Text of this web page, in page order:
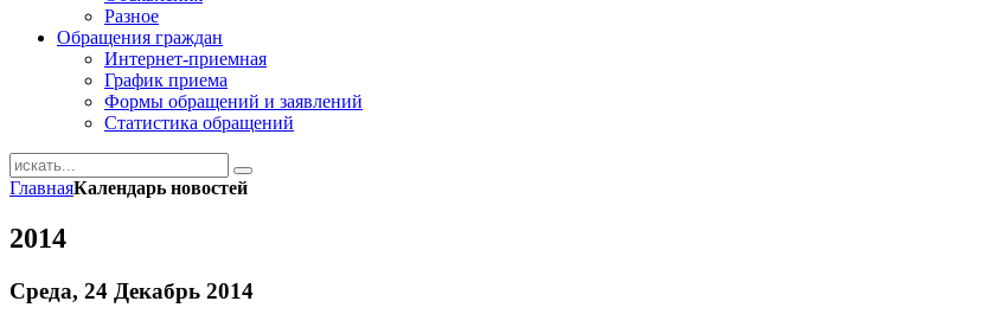
Разное
Обращения граждан
Интернет-приемная
График приема
Формы обращений и заявлений
Статистика обращений
ГлавнаяКалендарь новостей
2014
Среда, 24 Декабрь 2014